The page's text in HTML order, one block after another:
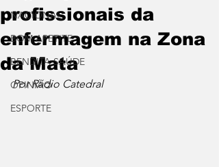
NACIONAL
BOM APETITE
BENDITA SAÚDE
OPINIÃO
ESPORTE
profissionais da
enfermagem na Zona
da Mata
Por Rádio Catedral